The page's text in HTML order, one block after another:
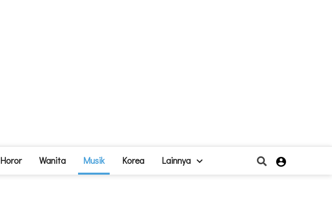
Horor Wanita Musik Korea Lainnya 